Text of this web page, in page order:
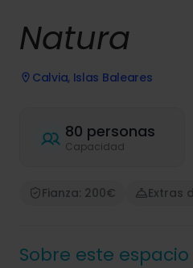
Natura
Calvia, Islas Baleares
80 personas
Capacidad
Fianza: 200€ Extras
Sobre este espacio